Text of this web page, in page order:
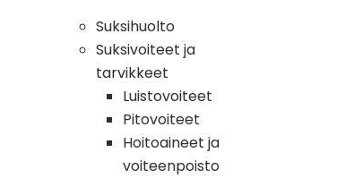
Suksihuolto
Suksivoiteet ja
tarvikkeet
Luistovoiteet
Pitovoiteet
Hoitoaineet ja
voiteenpoisto